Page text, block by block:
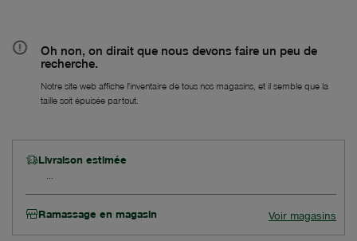
Oh non, on dirait que nous devons faire un peu de
recherche.
Notre site web affiche l'inventaire de tous nos magasins, et il semble que la
taille soit épuisée partout.
Livraison estimée
Ramassage en magasin Voir magasins